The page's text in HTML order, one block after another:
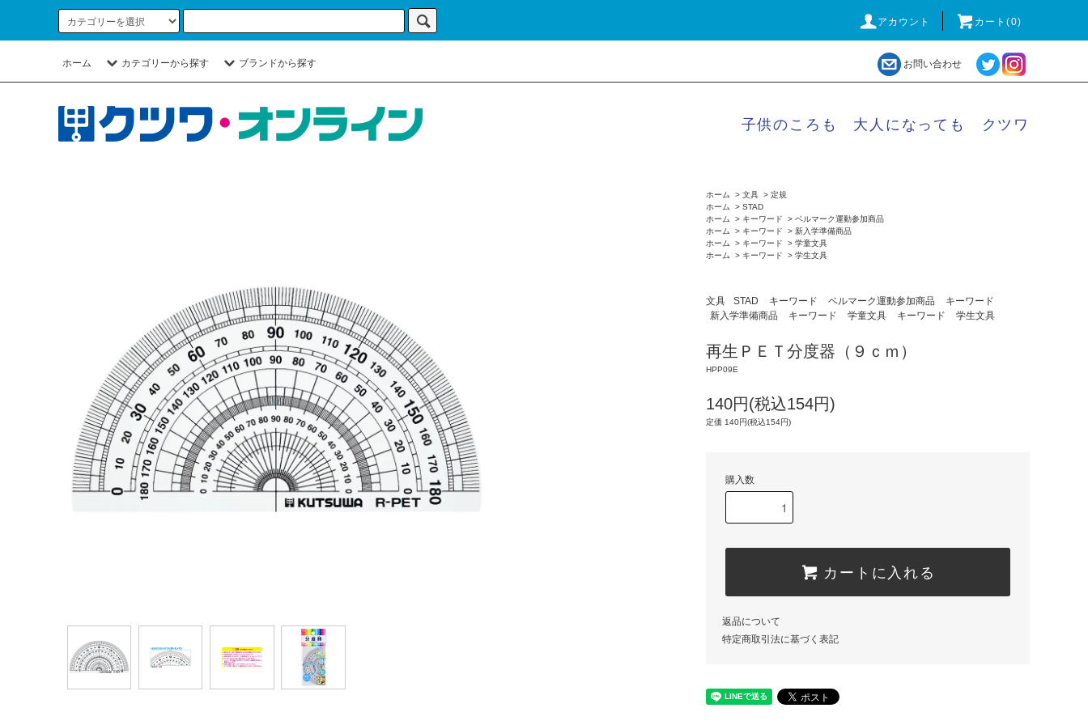
アカウント カート(0)
ホーム カテゴリーから探す ブランドから探す お問い合わせ
子供のころも 大人になっても クツワ
ホーム > 文具 > 定規
ホーム
> STAD
ホーム
> キーワード > ベルマーク運動参加商品
ホーム
> キーワード > 新入学準備商品
ホーム
> キーワード > 学童文具
ホーム
> キーワード > 学生文具
文具 STAD キーワード ベルマーク運動参加商品
キーワード
新入学準備商品
キーワード 学童文具 キーワード 学生文具
再生ＰＥＴ分度器（９ｃｍ）
HPP09E
140円(税込154円)
定価 140円(税込154円)
購入数
カートに入れる
返品について
特定商取引法に基づく表記